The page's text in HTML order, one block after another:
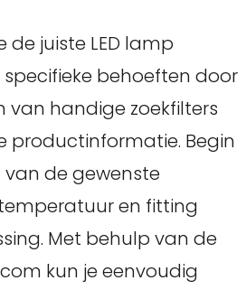
de juiste LED lamp
behoeften door
van handige zoekfilters
productinformatie. Begin
de gewenste
en fitting
Met behulp van de
kun je eenvoudig